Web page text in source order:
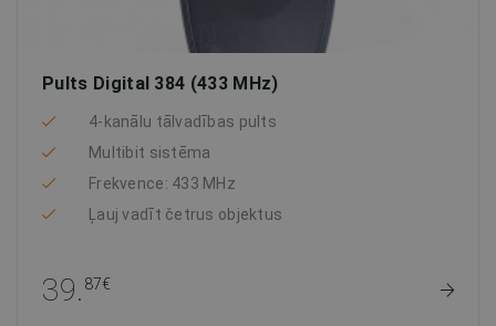
Pults Digital 384 (433 MHz)
4-kanālu tālvadības pults
Multibit sistēma
Frekvence: 433 MHz
Ļauj vadīt četrus objektus
39. 87€